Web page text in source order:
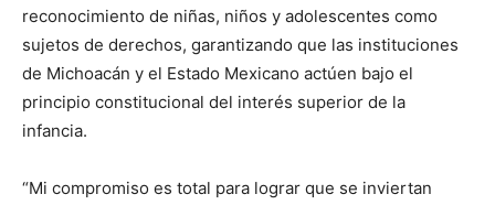
reconocimiento de niñas, niños y adolescentes como
sujetos de derechos, garantizando que las instituciones
de Michoacán y el Estado Mexicano actúen bajo el
principio constitucional del interés superior de la
infancia.
“Mi compromiso es total para lograr que se inviertan